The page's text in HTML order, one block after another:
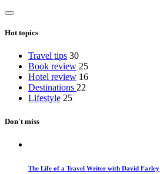
Hot topics
Travel tips 30
Book review 25
Hotel review 16
Destinations 22
Lifestyle 25
Don't miss
The Life of a Travel Writer with David Farley